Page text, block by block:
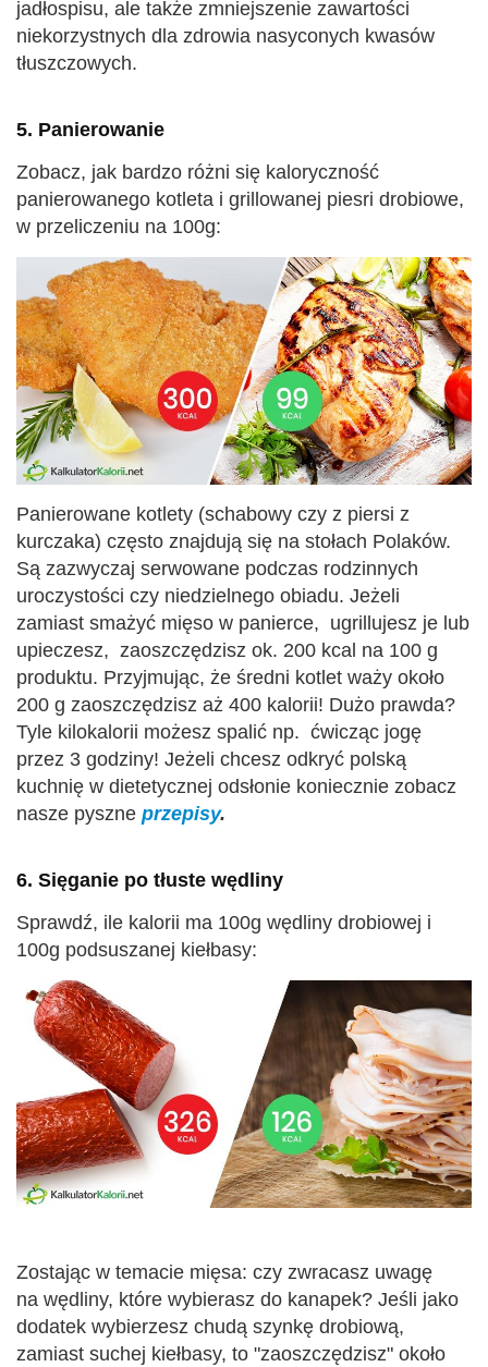
jadłospisu, ale także zmniejszenie zawartości
niekorzystnych dla zdrowia nasyconych kwasów
tłuszczowych.
5. Panierowanie
Zobacz, jak bardzo różni się kaloryczność
panierowanego kotleta i grillowanej piesri drobiowe,
w przeliczeniu na 100g:
Panierowane kotlety (schabowy czy z piersi z
kurczaka) często znajdują się na stołach Polaków.
Są zazwyczaj serwowane podczas rodzinnych
uroczystości czy niedzielnego obiadu. Jeżeli
zamiast smażyć mięso w panierce, ugrillujesz je lub
upieczesz, zaoszczędzisz ok. 200 kcal na 100 g
produktu. Przyjmując, że średni kotlet waży około
200 g zaoszczędzisz aż 400 kalorii! Dużo prawda?
Tyle kilokalorii możesz spalić np. ćwicząc jogę
przez 3 godziny! Jeżeli chcesz odkryć polską
kuchnię w dietetycznej odsłonie koniecznie zobacz
nasze pyszne przepisy.
6. Sięganie po tłuste wędliny
Sprawdź, ile kalorii ma 100g wędliny drobiowej i
100g podsuszanej kiełbasy:
Zostając w temacie mięsa: czy zwracasz uwagę
na wędliny, które wybierasz do kanapek? Jeśli jako
dodatek wybierzesz chudą szynkę drobiową,
zamiast suchej kiełbasy, to "zaoszczędzisz" około